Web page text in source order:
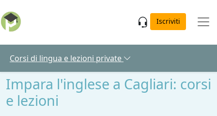
Iscriviti
Corsi di lingua e lezioni private
Impara l'inglese a Cagliari: corsi
e lezioni